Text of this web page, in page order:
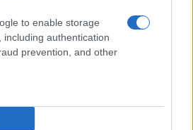
to enable storage
including authentication
prevention, and other
di Berchidda, rischio per